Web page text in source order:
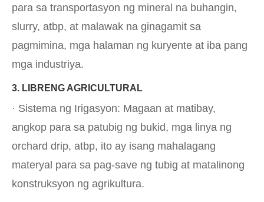
para sa transportasyon ng mineral na buhangin,
slurry, atbp, at malawak na ginagamit sa
pagmimina, mga halaman ng kuryente at iba pang
mga industriya.
3. LIBRENG AGRICULTURAL
· Sistema ng Irigasyon: Magaan at matibay,
angkop para sa patubig ng bukid, mga linya ng
orchard drip, atbp, ito ay isang mahalagang
materyal para sa pag-save ng tubig at matalinong
konstruksyon ng agrikultura.